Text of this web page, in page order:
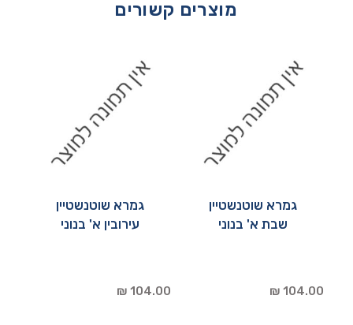
מוצרים קשורים
גמרא שוטנשטיין
שבת א' בנוני
104.00 ₪
גמרא שוטנשטיין
עירובין א' בנוני
104.00 ₪